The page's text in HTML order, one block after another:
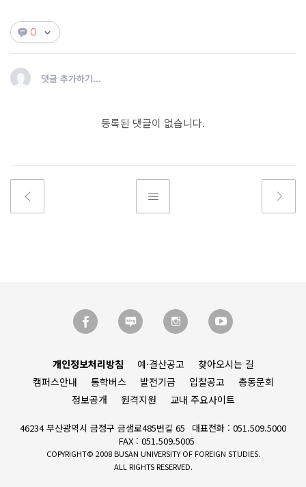
0
댓글 추가하기...
등록된 댓글이 없습니다.
개인정보처리방침 예·결산공고
찾아오시는 길
캠퍼스안내
통학버스 발전기금 입찰공고
총동문회
정보공개
원격지원 교내 주요사이트
46234 부산광역시 금정구 금샘로485번길 65
대표전화 : 051.509.5000
FAX : 051.509.5005
COPYRIGHT© 2008 BUSAN UNIVERSITY OF FOREIGN STUDIES.
ALL RIGHTS RESERVED.